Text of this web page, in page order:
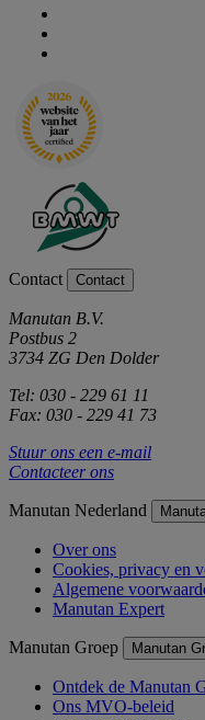
Contact Contact
Manutan B.V.
Postbus 2
3734 ZG Den Dolder
Tel: 030 - 229 61 11
Fax: 030 - 229 41 73
Stuur ons een e-mail
Contacteer ons
Manutan Nederland
Over ons
Cookies, privacy en
Algemene
Manutan Expert
Manutan Groep Manutan
Ontdek de Manutan
Ons MVO-beleid